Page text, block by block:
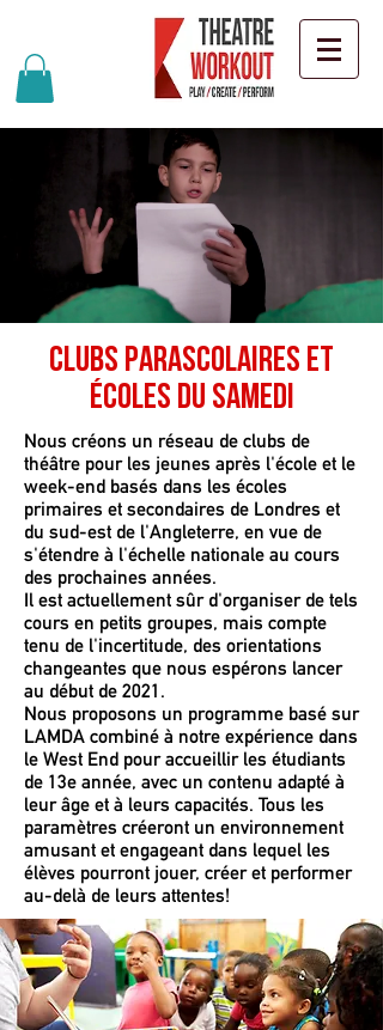
Clubs parascolaires et
écoles du samedi
Nous créons un réseau de clubs de
théâtre pour les jeunes après l'école et le
week-end basés dans les écoles
primaires et secondaires de Londres et
du sud-est de l'Angleterre, en vue de
s'étendre à l'échelle nationale au cours
des prochaines années.
Il est actuellement sûr d'organiser de tels
cours en petits groupes, mais compte
tenu de l'incertitude, des orientations
changeantes que nous espérons lancer
au début de 2021.
Nous proposons un programme basé sur
LAMDA combiné à notre expérience dans
le West End pour accueillir les étudiants
de 13e année, avec un contenu adapté à
leur âge et à leurs capacités. Tous les
paramètres créeront un environnement
amusant et engageant dans lequel les
élèves pourront jouer, créer et performer
au-delà de leurs attentes!